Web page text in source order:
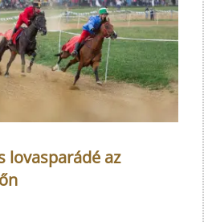
lovasparádé az